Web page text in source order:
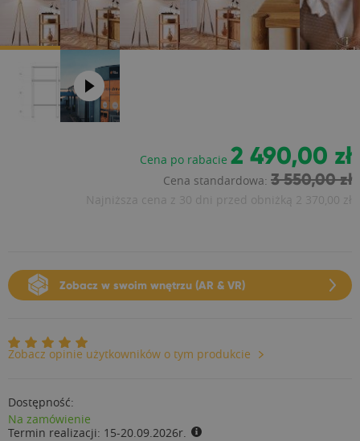
Cena po rabacie 2 490,00 zł
Cena standardowa: 3 550,00 zł
Najniższa cena z 30 dni przed obniżką 2 370,00 zł
Zobacz w swoim wnętrzu (AR & VR)
Zobacz opinie użytkowników o tym produkcie
Dostępność:
Na zamówienie
Termin realizacji: 15-20.09.2026r.